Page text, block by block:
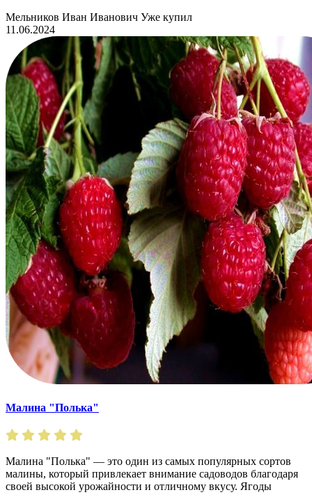
Мельников Иван Иванович Уже купил
11.06.2024
Малина "Полька"
Малина "Полька" — это один из самых популярных сортов
малины, который привлекает внимание садоводов благодаря
своей высокой урожайности и отличному вкусу. Ягоды